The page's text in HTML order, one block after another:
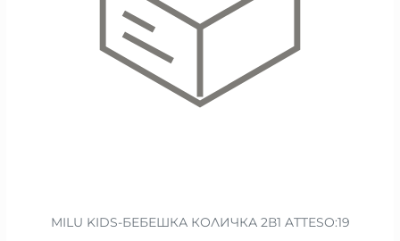
MILU KIDS-БЕБЕШКА КОЛИЧКА 2В1 ATTESO:19